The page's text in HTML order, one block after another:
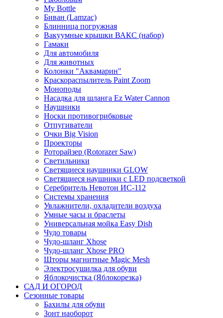
My Bottle
Биван (Lamzac)
Блинница погружная
Вакуумные крышки ВАКС (набор)
Гамаки
Для автомобиля
Для животных
Колонки "Аквамарин"
Краскораспылитель Paint Zoom
Моноподы
Насадка для шланга Ez Water Cannon
Наушники
Носки противогрибковые
Отпугиватели
Очки Big Vision
Проекторы
Роторайзер (Rotorazer Saw)
Светильники
Светящиеся наушники GLOW
Светящиеся наушники с LED подсветкой
Серебритель Невотон ИС-112
Системы хранения
Увлажнители, охладители воздуха
Умные часы и браслеты
Универсальная мойка Easy Dish
Чудо товары
Чудо-шланг Xhose
Чудо-шланг Xhose PRO
Шторы магнитные Magic Mesh
Электросушилка для обуви
Яблокочистка (Яблокорезка)
САД И ОГОРОД
Сезонные товары
Бахилы для обуви
Зонт наоборот